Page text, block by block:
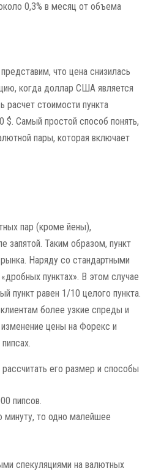
0,3% в месяц от объема
что цена снизилась
когда доллар США является
расчет стоимости пункта
$. Самый простой способ понять,
пары, которая включает
пар (кроме йены),
запятой. Таким образом, пункт
Наряду со стандартными
пунктах». В этом случае
пункт равен 1/10 целого пункта.
более узкие спреды и
цены на Форекс и
его размер и способы
пипсов.
минуту, то одно малейшее
спекуляциями на валютных